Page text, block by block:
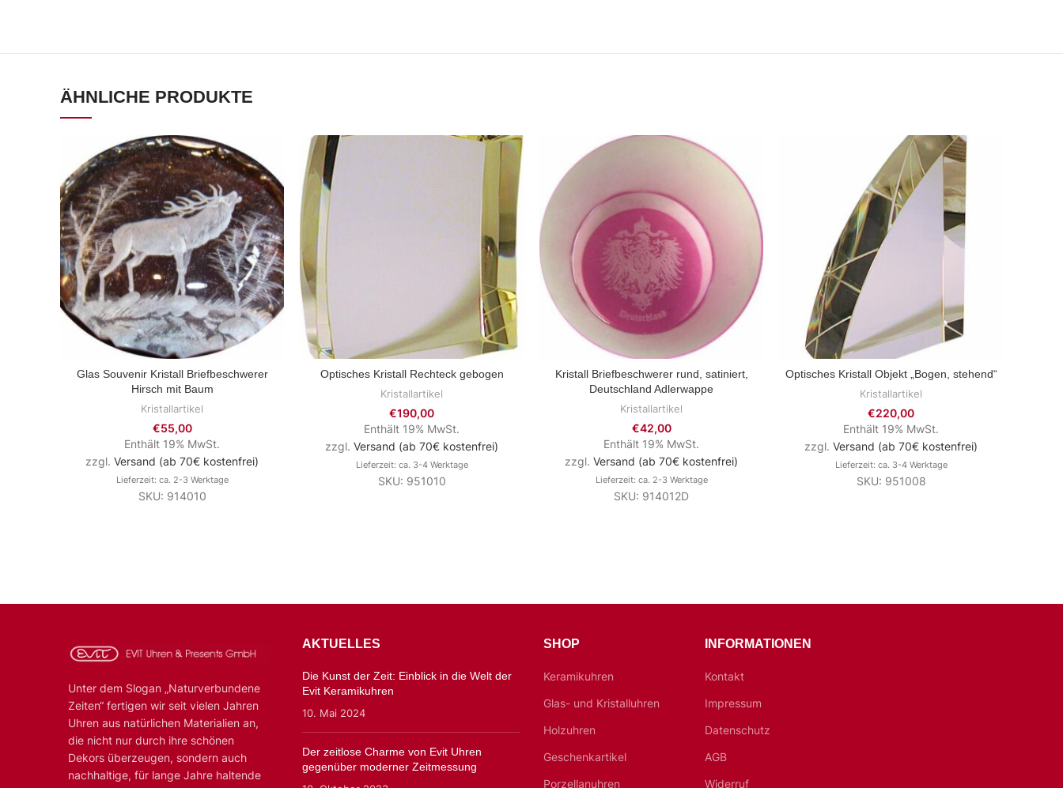
ÄHNLICHE PRODUKTE
ZUM PRODUKT
Glas Souvenir Kristall Briefbeschwerer
Hirsch mit Baum
Kristallartikel
€55,00
Enthält 19% MwSt.
zzgl. Versand (ab 70€ kostenfrei)
Lieferzeit: ca. 2-3 Werktage
SKU: 914010
ZUM PRODUKT
Optisches Kristall Rechteck gebogen
Kristallartikel
€190,00
Enthält 19% MwSt.
zzgl. Versand (ab 70€ kostenfrei)
Lieferzeit: ca. 3-4 Werktage
SKU: 951010
ZUM PRODUKT
Kristall Briefbeschwerer rund, satiniert,
Deutschland Adlerwappe
Kristallartikel
€42,00
Enthält 19% MwSt.
zzgl. Versand (ab 70€ kostenfrei)
Lieferzeit: ca. 2-3 Werktage
SKU: 914012D
ZUM PRODUKT
Optisches Kristall Objekt „Bogen, stehend“
Kristallartikel
€220,00
Enthält 19% MwSt.
zzgl. Versand (ab 70€ kostenfrei)
Lieferzeit: ca. 3-4 Werktage
SKU: 951008
Unter dem Slogan „Naturverbundene
Zeiten“ fertigen wir seit vielen Jahren
Uhren aus natürlichen Materialien an,
die nicht nur durch ihre schönen
Dekors überzeugen, sondern auch
nachhaltige, für lange Jahre haltende
AKTUELLES
Die Kunst der Zeit: Einblick in die Welt der
Evit Keramikuhren
10. Mai 2024
Der zeitlose Charme von Evit Uhren
gegenüber moderner Zeitmessung
SHOP
Keramikuhren
Glas- und Kristalluhren
Holzuhren
Geschenkartikel
Porzellanuhren
INFORMATIONEN
Kontakt
Impressum
Datenschutz
AGB
Widerruf